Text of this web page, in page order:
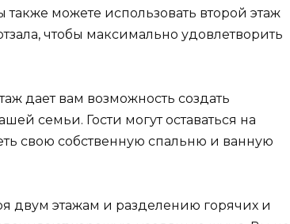
можете использовать второй этаж
чтобы максимально удовлетворить
дает вам возможность создать
семьи. Гости могут оставаться на
свою собственную спальню и ванную
двум этажам и разделению горячих и